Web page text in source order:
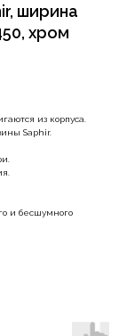
ширина
хром
из корпуса.
Saphir.
и бесшумного